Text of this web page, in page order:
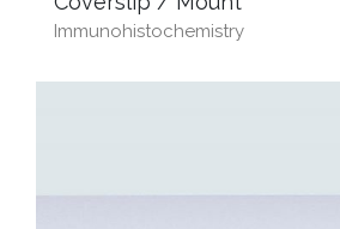
Immunohistochemistry